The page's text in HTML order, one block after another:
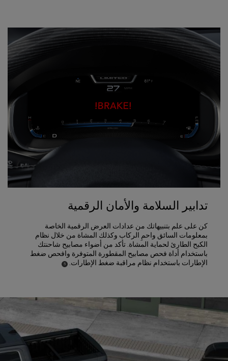
تدابير السلامة والأمان الرقمية
كن على علم بتنبيهاتك من عدادات العرض الرقمية الخاصة
بمعلومات السائق واحمِ الركاب وكذلك المشاة من خلال نظام
الكبح الطارئ لحماية المشاة. تأكد من أضواء مصابيح شاحنتك
باستخدام أداة فحص مصابيح المقطورة المتوفرة وافحص ضغط
الإطارات باستخدام نظام مراقبة ضغط الإطارات.
(
Disclosure
5
)